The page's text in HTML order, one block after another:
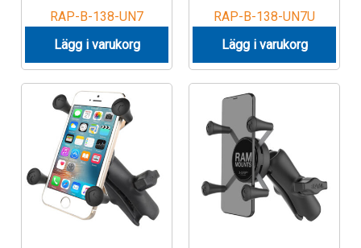
RAP-B-138-UN7
Lägg i varukorg
RAP-B-138-UN7U
Lägg i varukorg